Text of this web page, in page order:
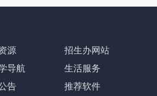
源
招生办网站
导航
生活服务
告
推荐软件